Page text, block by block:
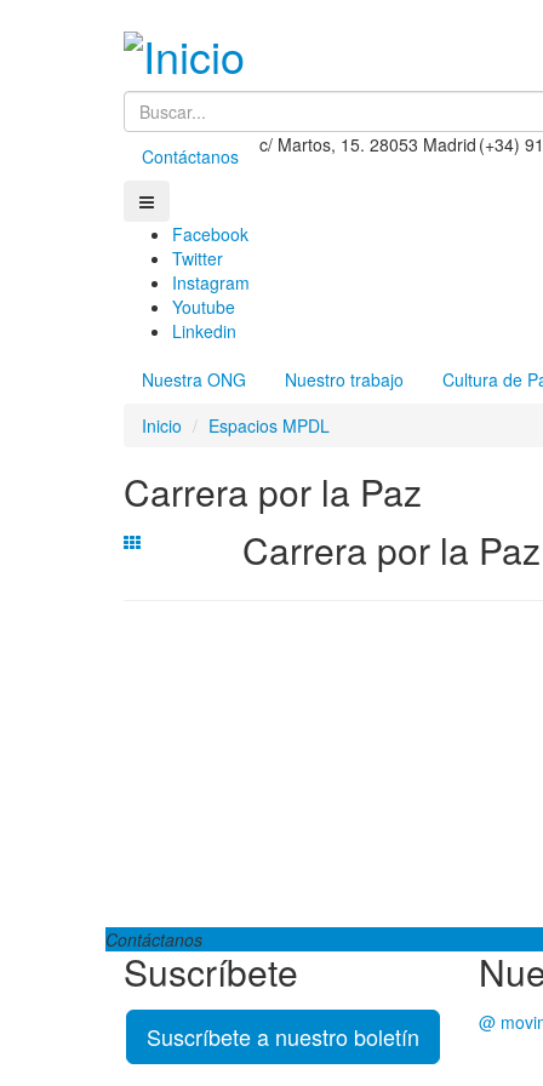
Contáctanos c/ Martos, 15. 28053 Madrid (+34)
Facebook
Twitter
Instagram
Youtube
Linkedin
Nuestra ONG
Nuestro trabajo
Cultura de
Inicio
Espacios MPDL
Carrera por la Paz
Carrera por la Paz
Contáctanos
Suscríbete
Suscríbete a nuestro boletín @